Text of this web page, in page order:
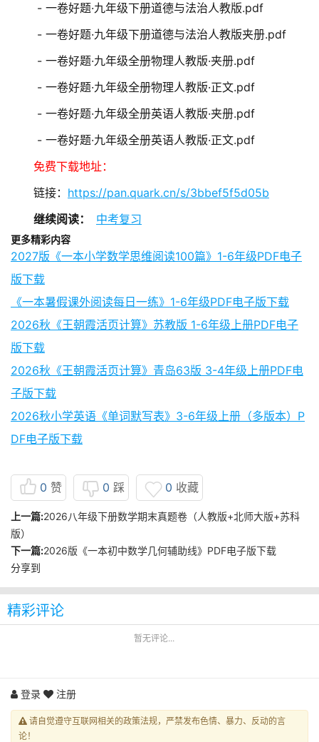
- 一卷好题·九年级下册道德与法治人教版.pdf
- 一卷好题·九年级下册道德与法治人教版夹册.pdf
- 一卷好题·九年级全册物理人教版·夹册.pdf
- 一卷好题·九年级全册物理人教版·正文.pdf
- 一卷好题·九年级全册英语人教版·夹册.pdf
- 一卷好题·九年级全册英语人教版·正文.pdf
免费下载地址：
链接： https://pan.quark.cn/s/3bbef5f5d05b
继续阅读：
中考复习
更多精彩内容
2027版《一本小学数学思维阅读100篇》1-6年级PDF电子
版下载
《一本暑假课外阅读每日一练》1-6年级PDF电子版下载
2026秋《王朝霞活页计算》苏教版 1-6年级上册PDF电子
版下载
2026秋《王朝霞活页计算》青岛63版 3-4年级上册PDF电
子版下载
2026秋小学英语《单词默写表》3-6年级上册（多版本）P
DF电子版下载
0 赞 0 踩 0 收藏
上一篇:2026八年级下册数学期末真题卷（人教版+北师大版+苏科
版）
下一篇:2026版《一本初中数学几何辅助线》PDF电子版下载
分享到
精彩评论
暂无评论...
登录 注册
请自觉遵守互联网相关的政策法规，严禁发布色情、暴力、反动的言
论！